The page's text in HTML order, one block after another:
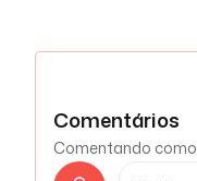
Comentários
Comentando como